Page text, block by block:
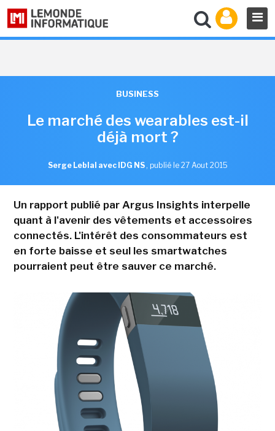
BUSINESS
Le marché des wearables est-il
déjà mort ?
Serge Leblal avec IDG NS , publié le 27 Aout 2015
Un rapport publié par Argus Insights interpelle
quant à l'avenir des vêtements et accessoires
connectés. L'intérêt des consommateurs est
en forte baisse et seul les smartwatches
pourraient peut être sauver ce marché.